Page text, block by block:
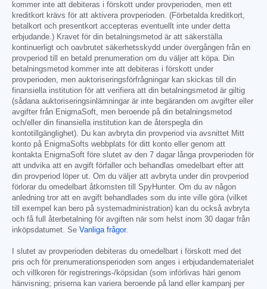
kommer inte att debiteras i förskott under provperioden, men ett
kreditkort krävs för att aktivera provperioden. (Förbetalda kreditkort,
betalkort och presentkort accepteras eventuellt inte under detta
erbjudande.) Kravet för din betalningsmetod är att säkerställa
kontinuerligt och oavbrutet säkerhetsskydd under övergången från en
provperiod till en betald prenumeration om du väljer att köpa. Din
betalningsmetod kommer inte att debiteras i förskott under
provperioden, men auktoriseringsförfrågningar kan skickas till din
finansiella institution för att verifiera att din betalningsmetod är giltig
(sådana auktoriseringsinlämningar är inte begäranden om avgifter eller
avgifter från EnigmaSoft, men beroende på din betalningsmetod
och/eller din finansiella institution kan de återspegla din
kontotillgänglighet). Du kan avbryta din provperiod via avsnittet Mitt
konto på EnigmaSofts webbplats för ditt konto eller genom att
kontakta EnigmaSoft före slutet av den 7 dagar långa provperioden för
att undvika att en avgift förfaller och behandlas omedelbart efter att
din provperiod löper ut. Om du väljer att avbryta under din provperiod
förlorar du omedelbart åtkomsten till SpyHunter. Om du av någon
anledning tror att en avgift behandlades som du inte ville göra (vilket
till exempel kan bero på systemadministration) kan du också avbryta
och få full återbetalning för avgiften när som helst inom 30 dagar från
inköpsdatumet. Se Vanliga frågor.
I slutet av provperioden debiteras du omedelbart i förskott med det
pris och för prenumerationsperioden som anges i erbjudandematerialet
och villkoren för registrerings-/köpsidan (som införlivas häri genom
hänvisning; priserna kan variera beroende på land eller kampanj per